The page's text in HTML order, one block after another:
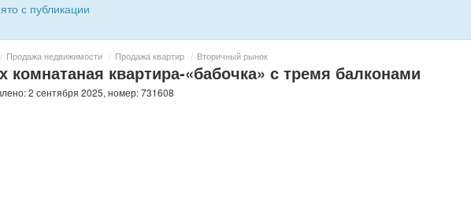
с публикации
/ Продажа недвижимости / Продажа квартир / Вторичный рынок
комнатаная квартира-«бабочка» с тремя балконами
2 сентября 2025, номер: 731608